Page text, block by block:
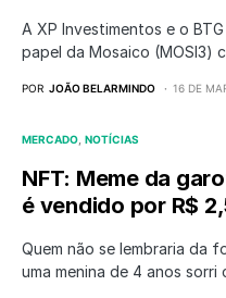
A XP Investimentos e o
papel da Mosaico (MOSI3)
POR JOÃO BELARMINDO 16 DE
MERCADO NOTÍCIAS
NFT: Meme da
é vendido por R$
Quem não se lembraria da
uma menina de 4 anos sorri